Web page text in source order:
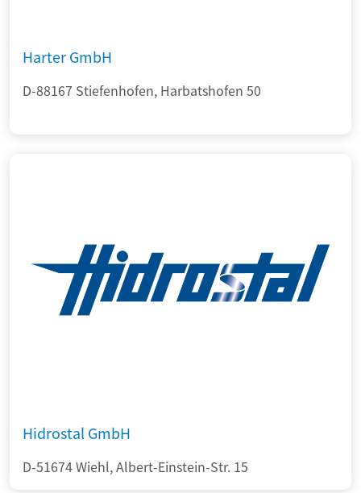
Harter GmbH
D-88167 Stiefenhofen, Harbatshofen 50
Hidrostal GmbH
D-51674 Wiehl, Albert-Einstein-Str. 15